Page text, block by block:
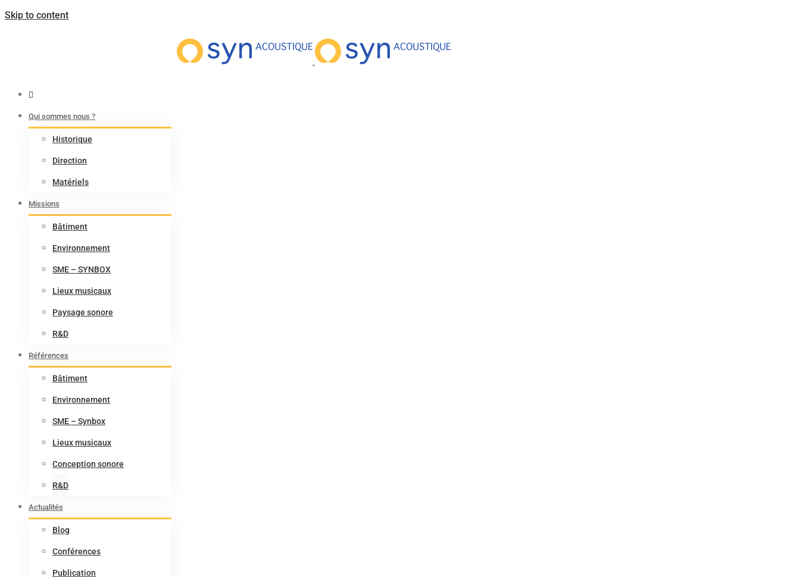
Skip to content
Qui sommes nous ?
Historique
Direction
Matériels
Missions
Bâtiment
Environnement
SME – SYNBOX
Lieux musicaux
Paysage sonore
R&D
Références
Bâtiment
Environnement
SME – Synbox
Lieux musicaux
Conception sonore
R&D
Actualités
Blog
Conférences
Publication